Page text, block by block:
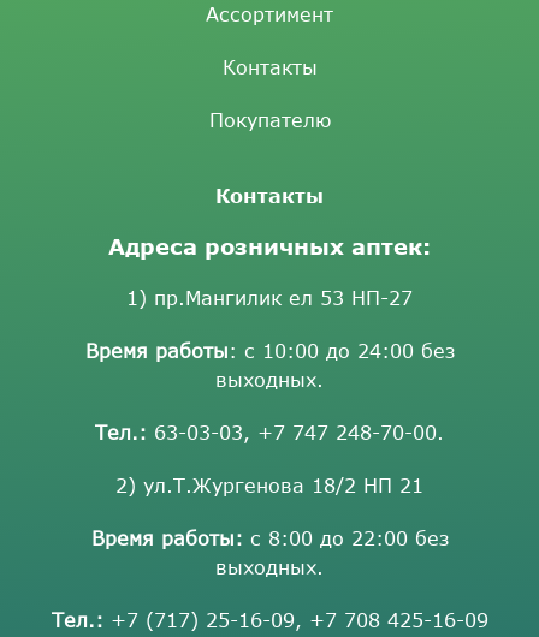
Ассортимент
Контакты
Покупателю
Контакты
Адреса розничных аптек:
1) пр.Мангилик ел 53 НП-27
Время работы: с 10:00 до 24:00 без
выходных.
Тел.: 63-03-03, +7 747 248-70-00.
2) ул.Т.Жургенова 18/2 НП 21
Время работы: с 8:00 до 22:00 без
выходных.
Тел.: +7 (717) 25-16-09, +7 708 425-16-09